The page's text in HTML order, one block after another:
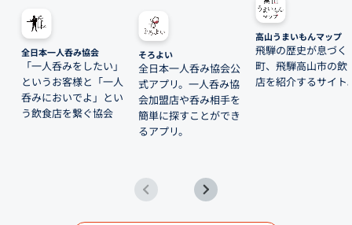
全日本一人呑み協会
「一人呑みをしたい」
というお客様と「一人
呑みにおいでよ」とい
う飲食店を繋ぐ協会
そろよい
全日本一人呑み協会公
式アプリ。一人呑み協
会加盟店や呑み相手を
簡単に探すことができ
るアプリ。
高山うまいもんマップ
飛騨の歴史が息づく
町、飛騨高山市の飲
店を紹介するサイト